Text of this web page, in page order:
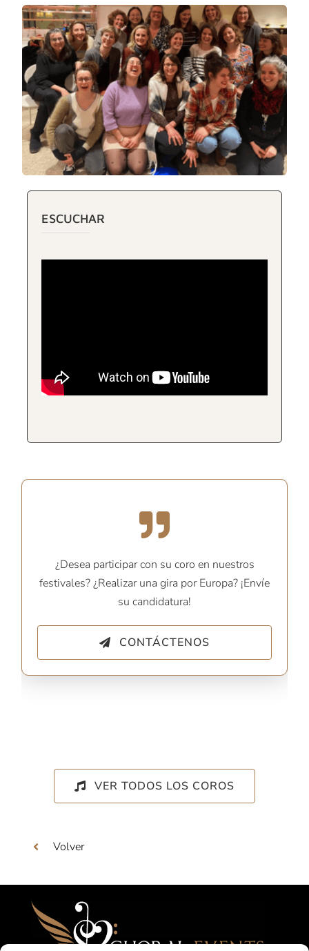
ESCUCHAR
¿Desea participar con su coro en nuestros
festivales? ¿Realizar una gira por Europa? ¡Envíe
su candidatura!
CONTÁCTENOS
VER TODOS LOS COROS
Volver